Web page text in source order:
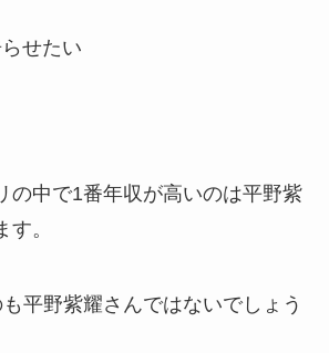
せたい
の中で1番年収が高いのは平野紫
。
平野紫耀さんではないでしょう